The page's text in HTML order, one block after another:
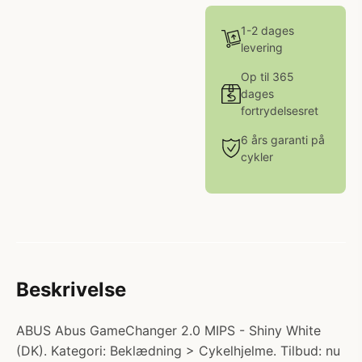
1-2 dages
levering
Op til 365
dages
fortrydelsesret
6 års garanti på
cykler
Beskrivelse
ABUS Abus GameChanger 2.0 MIPS - Shiny White
(DK). Kategori: Beklædning > Cykelhjelme. Tilbud: nu